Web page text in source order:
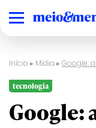
Início ▸ Mídia ▸Google:
tecnologia
Google: